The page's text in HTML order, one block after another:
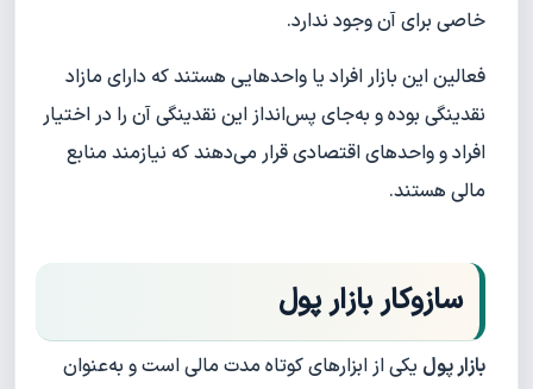
خاصی برای آن وجود ندارد.
فعالین این بازار افراد یا واحدهایی هستند که دارای مازاد
نقدینگی بوده و به‌جای پس‌انداز این نقدینگی آن را در اختیار
افراد و واحدهای اقتصادی قرار می‌دهند که نیازمند منابع
مالی هستند.
سازوکار بازار پول
بازار پول یکی از ابزارهای کوتاه مدت مالی است و به‌عنوان